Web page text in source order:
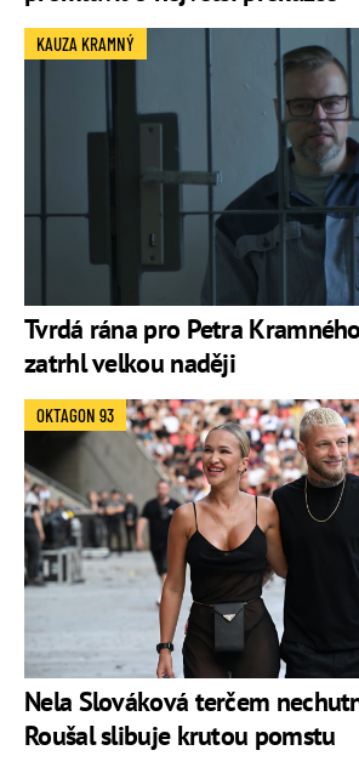
Tvrdá rána pro Petra
zatrhl velkou naději
KAUZA KRAMNÝ
Nela Slováková terčem
Roušal slibuje krutou pomstu
OKTAGON 93